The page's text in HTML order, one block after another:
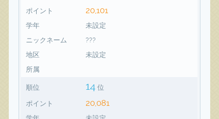
ポイント 20,101
学年
未設定
ニックネーム
???
地区
未設定
所属
順位 14 位
ポイント 20,081